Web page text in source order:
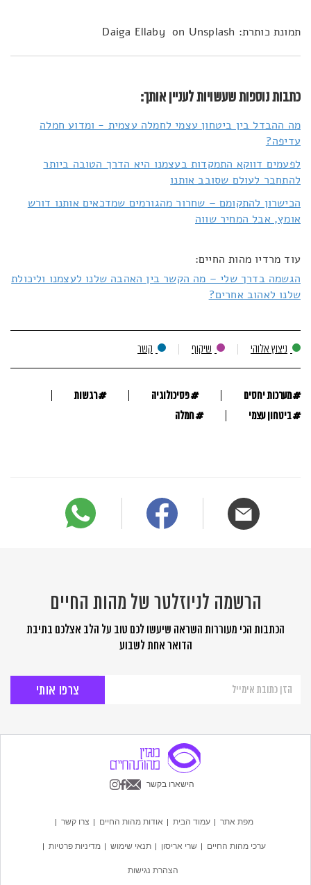
תמונת כותרת: Daiga Ellaby on Unsplash
כתבות נוספות שעשויות לעניין אותך:
מה ההבדל בין ביטחון עצמי לחמלה עצמית - ומדוע חמלה
עדיפה?
לפעמים דווקא התמקדות בעצמנו היא הדרך הטובה ביותר
להתחבר לעולם שסובב אותנו
הכישרון להתקומם – שחרור מהגורמים שמדכאים אותנו דורש
אומץ, אבל המחיר שווה
עוד מרדיו מהות החיים:
הגשמה בדרך שלי – מה הקשר בין האהבה שלנו לעצמנו וליכולת
שלנו לאהוב אחרים?
ניצוץ אלוהי שיקוף קשר
#מערכות יחסים #פסיכולוגיה #רגשות
#ביטחון עצמי #חמלה
הרשמה לניוזלטר של מהות החיים
הכתבות הכי מעוררות השראה שיעשו לכם טוב על הלב אצלכם בתיבת
הדואר אחת לשבוע
לניוזלטר
החיים
הישארו בקשר
מפת אתר עמוד הבית אודות מהות החיים צרו קשר
ערכי מהות החיים שרי אריסון תנאי שימוש מדיניות פרטיות
הצהרת נגישות